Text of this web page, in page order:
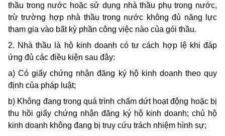
thầu trong nước hoặc sử dụng nhà thầu phụ trong nước,
trừ trường hợp nhà thầu trong nước không đủ năng lực
tham gia vào bất kỳ phần công việc nào của gói thầu.
2. Nhà thầu là hộ kinh doanh có tư cách hợp lệ khi đáp
ứng đủ các điều kiện sau đây:
a) Có giấy chứng nhận đăng ký hộ kinh doanh theo quy
định của pháp luật;
b) Không đang trong quá trình chấm dứt hoạt động hoặc bị
thu hồi giấy chứng nhận đăng ký hộ kinh doanh; chủ hộ
kinh doanh không đang bị truy cứu trách nhiệm hình sự;